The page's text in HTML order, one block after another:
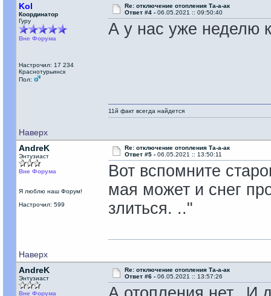
Kol
Координатор
Гуру
Вне Форума
Настрочил: 17 234
Краснотурьинск
Пол:
Re: отключение отопления Та-а-ак
Ответ #4 - 06.05.2021 :: 09:50:40
А у нас уже неделю
Наверх
11й факт всегда найдется
AndreK
Энтузиаст
Вне Форума
Я люблю наш Форум!
Настрочил: 599
Re: отключение отопления Та-а-ак
Ответ #5 - 06.05.2021 :: 13:50:11
Вот вспомните
мая может и снег
злиться. .."
Наверх
AndreK
Энтузиаст
Вне Форума
Re: отключение отопления Та-а-ак
Ответ #6 - 06.05.2021 :: 13:57:26